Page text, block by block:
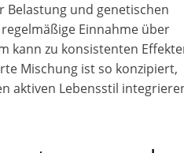
Belastung und genetischen
Einnahme über
kann zu konsistenten
Mischung ist so konzipiert,
aktiven Lebensstil